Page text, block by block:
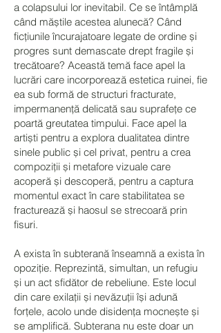
a colapsului lor inevitabil. Ce se întâmplă
când măștile acestea alunecă? Când
ficțiunile încurajatoare legate de ordine și
progres sunt demascate drept fragile și
trecătoare? Această temă face apel la
lucrări care incorporează estetica ruinei, fie
ea sub formă de structuri fracturate,
impermanență delicată sau suprafețe ce
poartă greutatea timpului. Face apel la
artiști pentru a explora dualitatea dintre
sinele public și cel privat, pentru a crea
compoziții și metafore vizuale care
acoperă și descoperă, pentru a captura
momentul exact în care stabilitatea se
fracturează și haosul se strecoară prin
fisuri.
A exista în subterană înseamnă a exista în
opoziție. Reprezintă, simultan, un refugiu
și un act sfidător de rebeliune. Este locul
din care exilații și nevăzuții își adună
forțele, acolo unde disidența mocnește și
se amplifică. Subterana nu este doar un